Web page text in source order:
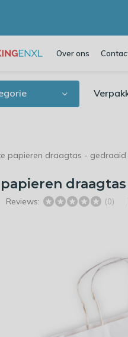
Over ons
papieren draagtas -
Reviews: (0)